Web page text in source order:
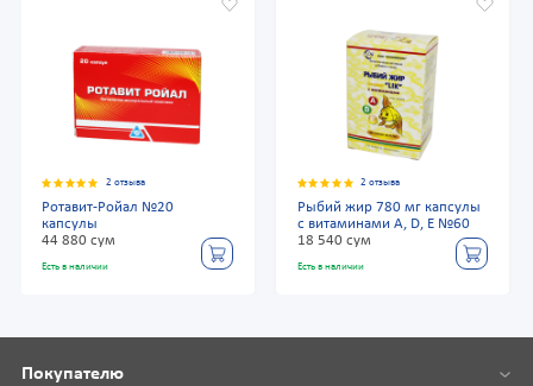
2 отзыва
Ротавит-Ройал №20
капсулы
44 880 сум
Есть в наличии
2 отзыва
Рыбий жир 780 мг капсулы
с витаминами А, D, Е №60
18 540 сум
Есть в наличии
Покупателю